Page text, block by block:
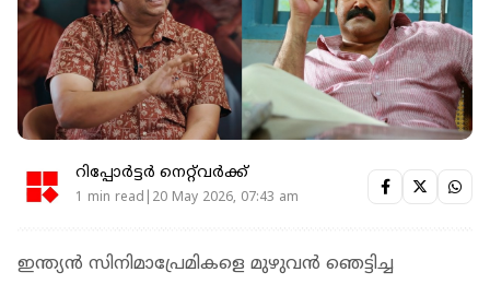
റിപ്പോർട്ടർ നെറ്റ്‌വര്‍ക്ക്‌
1 min read|20 May 2026, 07:43 am
ഇന്ത്യൻ സിനിമാപ്രേമികളെ മുഴുവൻ ഞെട്ടിച്ച